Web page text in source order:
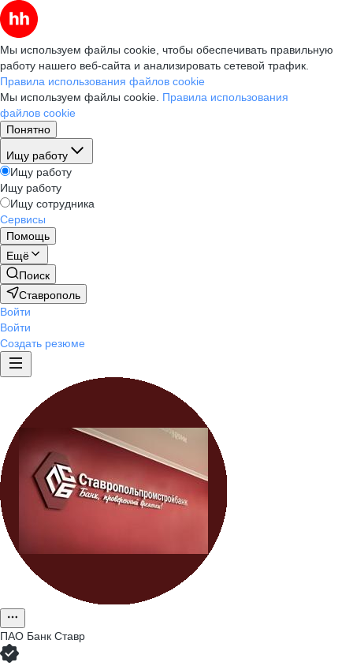
Мы используем файлы cookie, чтобы обеспечивать правильную
работу нашего веб-сайта и анализировать сетевой трафик.
Правила использования файлов cookie
Мы используем файлы cookie. Правила использования
файлов cookie
Понятно
Ищу работу
Ищу работу
Ищу работу
Ищу сотрудника
Сервисы
Помощь
Ещё
Поиск
Ставрополь
Войти
Войти
Создать резюме
ПАО Банк Ставр